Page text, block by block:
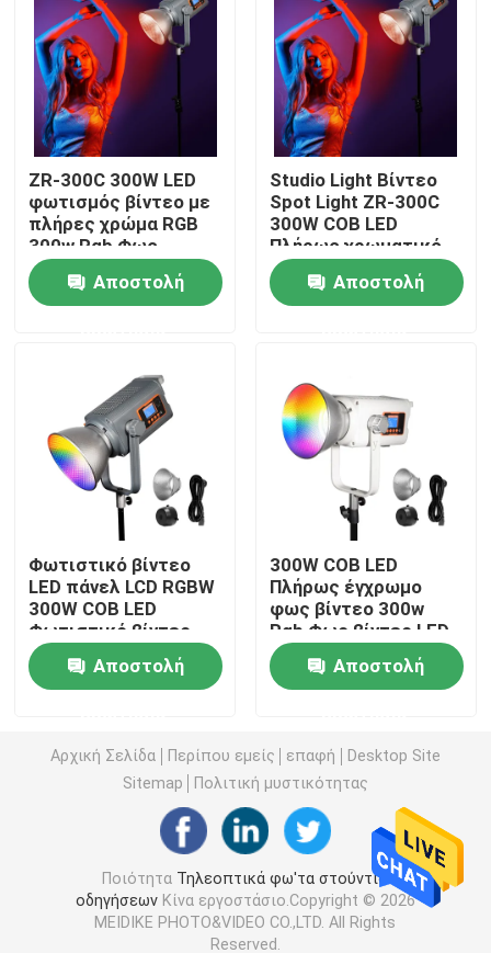
Σχετικά με εμάς
Επισκεψή εργοστασίου
Έλεγχος ποιότητας
Επικοινωνήστε μαζί μας
Ειδήσεις
Υποθέσεις
Τηλεοπτικά φω'τα στούντιο οδηγήσεων
Τηλεοπτικό φως των RGB οδηγήσεων
Φωτογραφία φω'των στούντιο οδηγήσεων
Φω'τα στούντιο των RGB οδηγήσεων
Φω'τα φωτογραφίας φωτός της ημέρας
Μαλακό φως επιτροπής οδηγήσεων
Φως κινηματογραφικών στούντιο
ZR-300C 300W LED
φωτισμός βίντεο με
πλήρες χρώμα RGB
300w Rgb Φως
βίντεο Φως
φωτογραφίας LED
Αποστολή
Studio Light Βίντεο
Spot Light ZR-300C
300W COB LED
Πλήρως χρωματικό
βίντεο φως 300w
Rgb Βίντεο φως
Φωτογραφία φως
Αποστολή
Φωτιστικό βίντεο
LED πάνελ LCD RGBW
300W COB LED
Φωτιστικό βίντεο
πλήρους χρώματος
300w Rgb Φωτιστικό
βίντεο Led
Αποστολή
300W COB LED
Πλήρως έγχρωμο
φως βίντεο 300w
Rgb Φως βίντεο LED
Φως φωτογραφίας
Αποστολή
Αρχική Σελίδα Περίπου εμείς επαφή
Desktop Site
Sitemap
Πολιτική μυστικότητας
Ποιότητα Τηλεοπτικά φω'τα στούντιο
οδηγήσεωνΚίνα εργοστάσιο.Copyright © 2026
MEIDIKE PHOTO&VIDEO CO.,LTD. All Rights
Reserved.